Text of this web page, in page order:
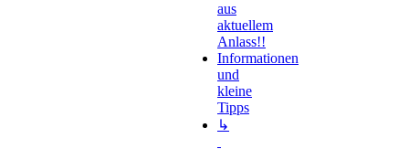
aus
aktuellem
Anlass!!
Informationen
und
kleine
Tipps
↳